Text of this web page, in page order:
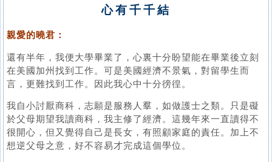
心有千千結
親愛的曉君：
還有半年，我便大學畢業了，心裏十分盼望能在畢業後立刻
在美國加州找到工作。可是美國經濟不景氣，對留學生而
言，更難找到工作。因此我心中十分徬徨。
我自小討厭商科，志願是服務人羣，如做護士之類。只是礙
於父母期望我讀商科，我主修了經濟。這幾年來一直讀得不
很開心，但又覺得自己是長女，有照顧家庭的責任。加上不
想逆父母之意，好不容易才完成這個學位。